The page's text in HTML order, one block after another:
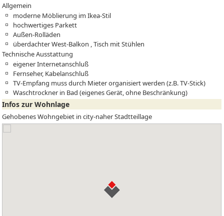
Allgemein
moderne Möblierung im Ikea-Stil
hochwertiges Parkett
Außen-Rolläden
überdachter West-Balkon , Tisch mit Stühlen
Technische Ausstattung
eigener Internetanschluß
Fernseher, Kabelanschluß
TV-Empfang muss durch Mieter organisiert werden (z.B. TV-Stick)
Waschtrockner in Bad (eigenes Gerät, ohne Beschränkung)
Infos zur Wohnlage
Gehobenes Wohngebiet in city-naher Stadtteillage